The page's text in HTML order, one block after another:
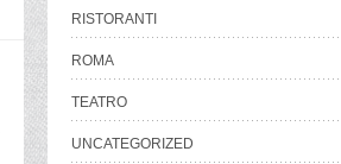
RISTORANTI
ROMA
TEATRO
UNCATEGORIZED